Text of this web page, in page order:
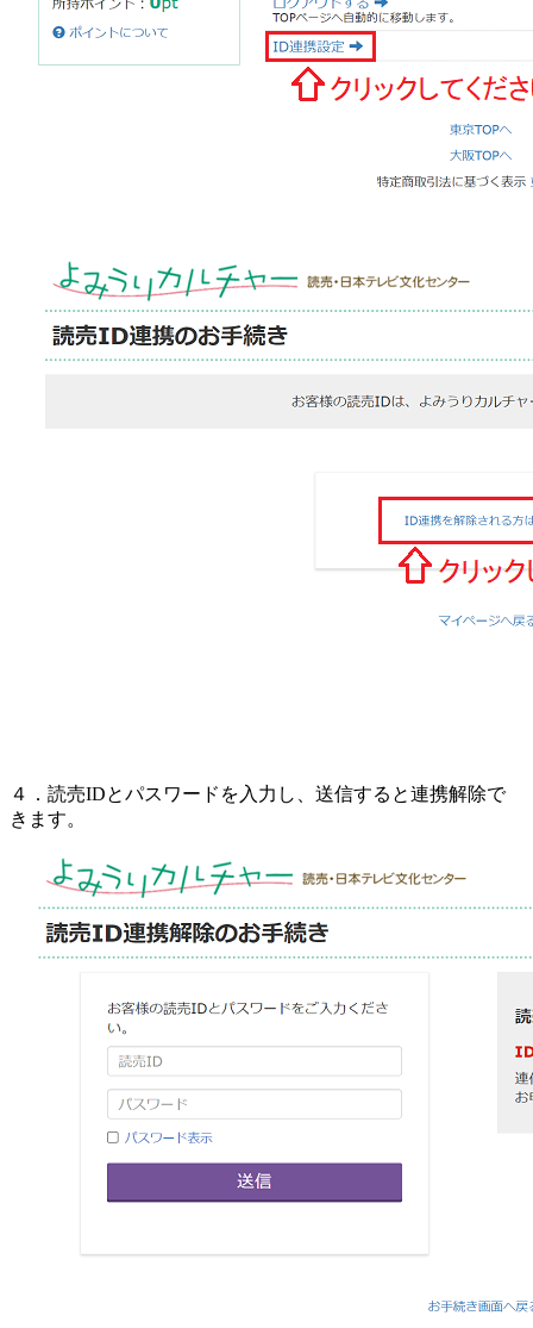
４．読売IDとパスワードを入力し、送信すると連携解除で
きます。